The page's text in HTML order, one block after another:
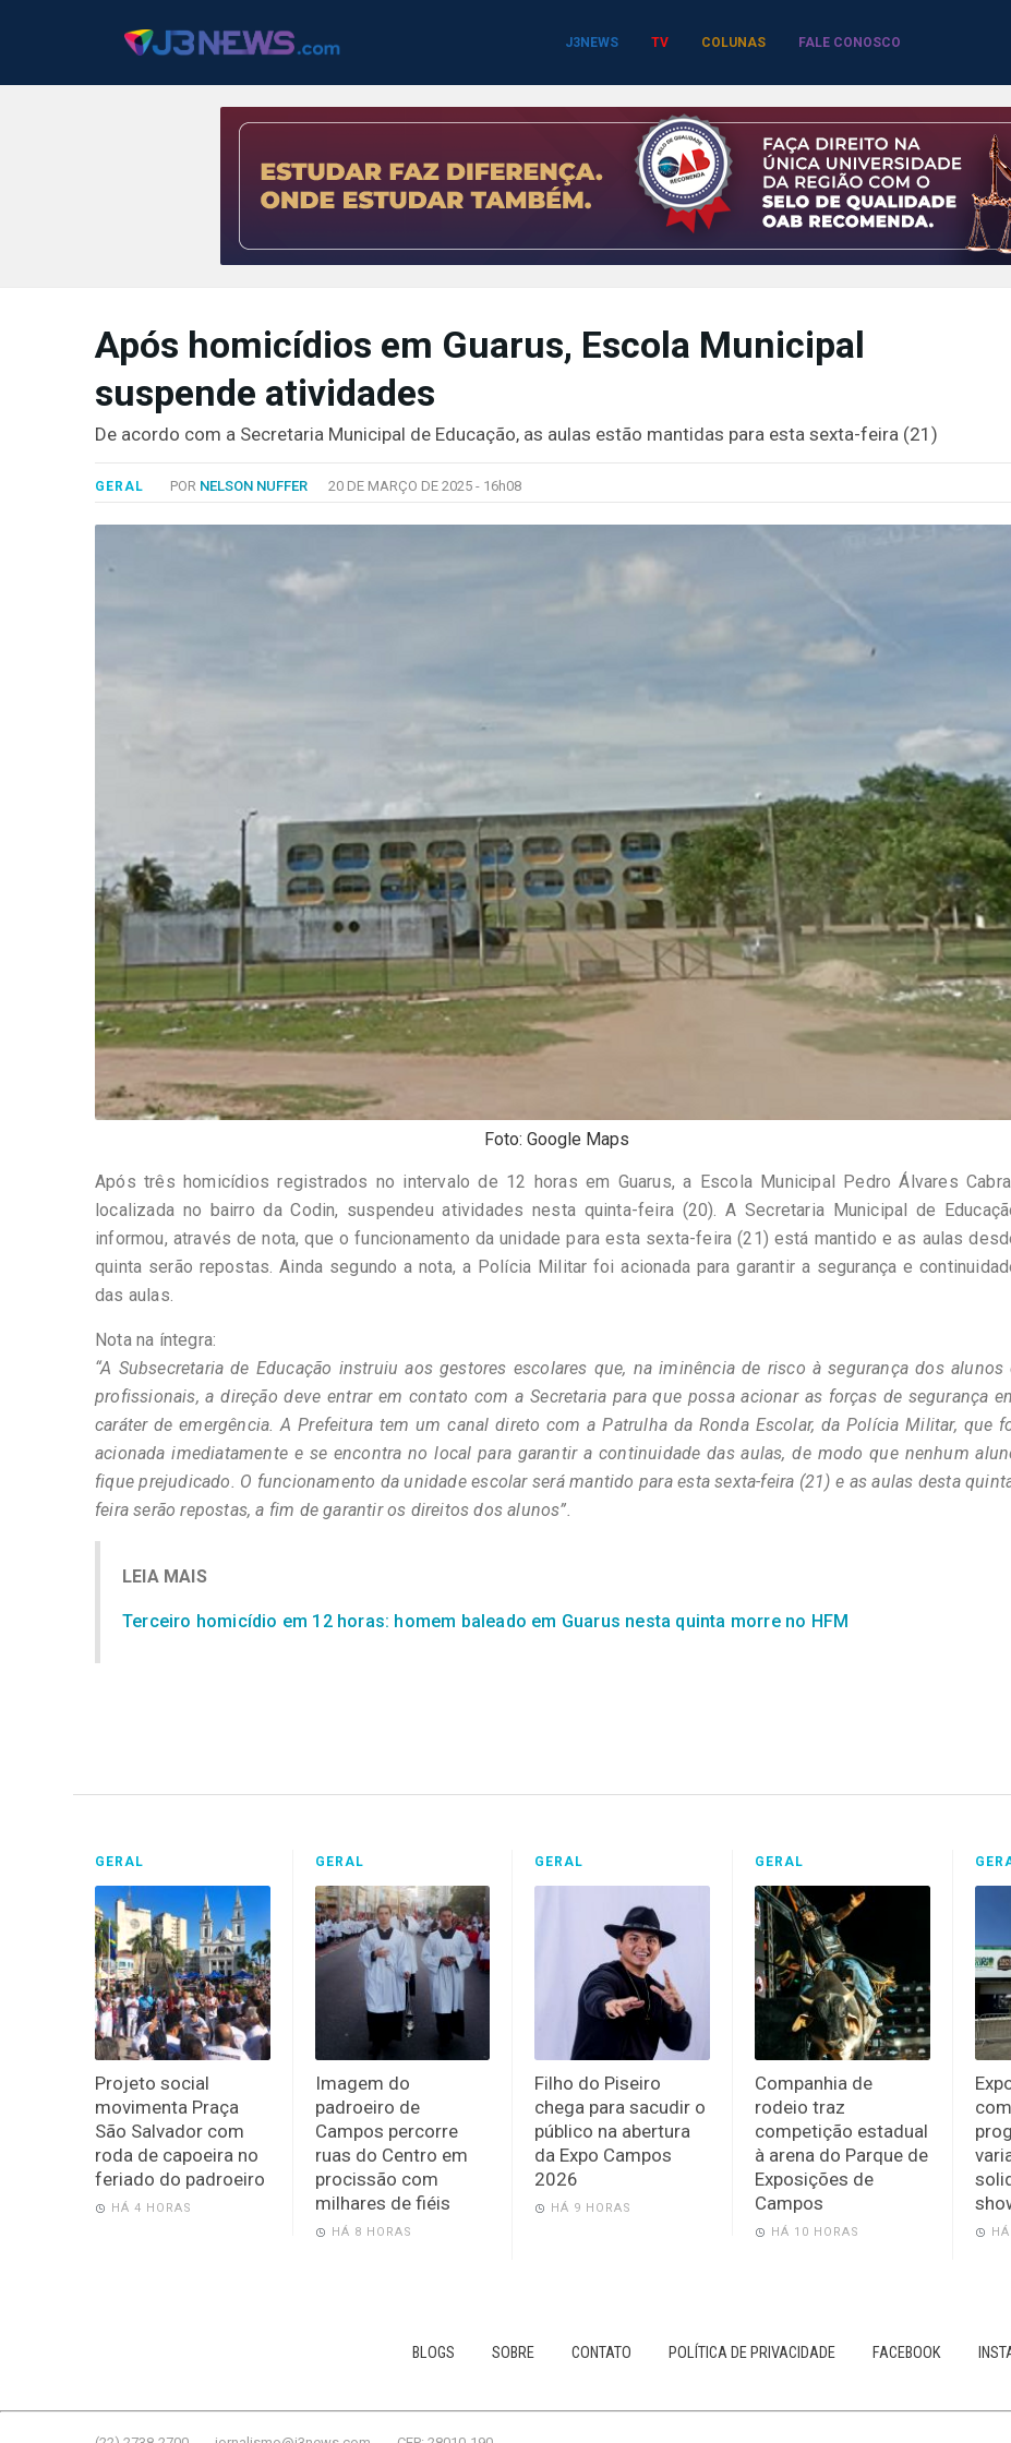
J3NEWS TV COLUNAS FALE CONOSCO
Após homicídios em Guarus, Escola Municipal
suspende atividades
De acordo com a Secretaria Municipal de Educação, as aulas estão mantidas para esta sexta-feira (21)
GERAL POR NELSON NUFFER 20 DE MARÇO DE 2025 - 16h08
Foto: Google Maps
Após três homicídios registrados no intervalo de 12 horas em Guarus, a Escola Municipal Pedro Álvares
localizada no bairro da Codin, suspendeu atividades nesta quinta-feira (20). A Secretaria Municipal de
informou, através de nota, que o funcionamento da unidade para esta sexta-feira (21) está mantido e as aulas
quinta serão repostas. Ainda segundo a nota, a Polícia Militar foi acionada para garantir a segurança e
das aulas.
Nota na íntegra:
“A Subsecretaria de Educação instruiu aos gestores escolares que, na iminência de risco à segurança dos alunos
profissionais, a direção deve entrar em contato com a Secretaria para que possa acionar as forças de segurança
caráter de emergência. A Prefeitura tem um canal direto com a Patrulha da Ronda Escolar, da Polícia Militar, que
acionada imediatamente e se encontra no local para garantir a continuidade das aulas, de modo que nenhum
fique prejudicado. O funcionamento da unidade escolar será mantido para esta sexta-feira (21) e as aulas desta
feira serão repostas, a fim de garantir os direitos dos alunos”.
LEIA MAIS
Terceiro homicídio em 12 horas: homem baleado em Guarus nesta quinta morre no HFM
GERAL
Projeto social
movimenta Praça
São Salvador com
roda de capoeira no
feriado do padroeiro
HÁ 4 HORAS
GERAL
Imagem do
padroeiro de
Campos percorre
ruas do Centro em
procissão com
milhares de fiéis
HÁ 8 HORAS
GERAL
Filho do Piseiro
chega para sacudir o
público na abertura
da Expo Campos
2026
HÁ 9 HORAS
GERAL
Companhia de
rodeio traz
competição estadual
à arena do Parque de
Exposições de
Campos
HÁ 10 HORAS
BLOGS SOBRE CONTATO POLÍTICA DE PRIVACIDADE FACEBOOK